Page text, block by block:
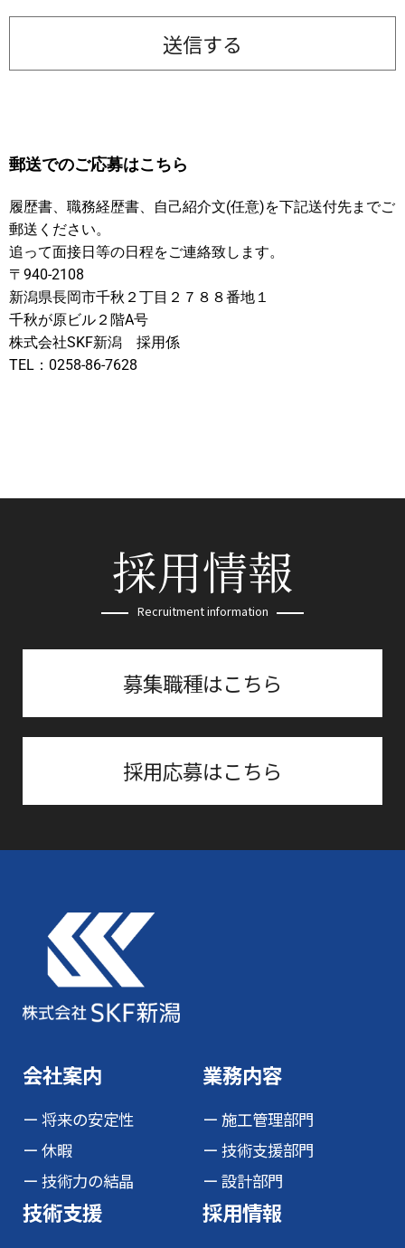
郵送でのご応募はこちら
履歴書、職務経歴書、自己紹介文(任意)を下記送付先までご
郵送ください。
追って面接日等の日程をご連絡致します。
〒940-2108
新潟県長岡市千秋２丁目２７８８番地１
千秋が原ビル２階A号
株式会社SKF新潟 採用係
TEL：0258-86-7628
採用情報
Recruitment information
募集職種はこちら
採用応募はこちら
会社案内
将来の安定性
休暇
技術力の結晶
業務内容
施工管理部門
技術支援部門
設計部門
技術支援 採用情報